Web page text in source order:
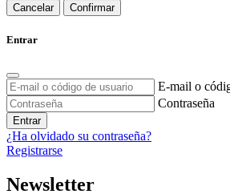
Cancelar Confirmar
Entrar
E-mail o
Contraseña
Entrar
¿Ha olvidado su contraseña?
Registrarse
Newsletter